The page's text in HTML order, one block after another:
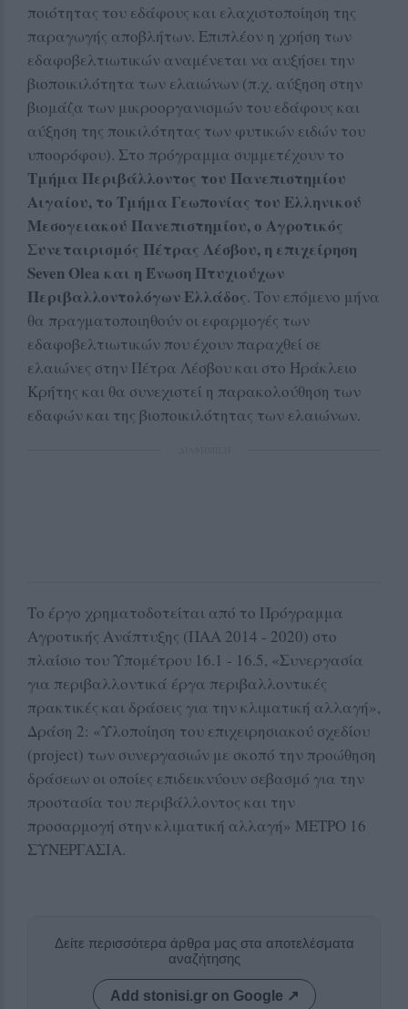
ποιότητας του εδάφους και ελαχιστοποίηση της
παραγωγής αποβλήτων. Επιπλέον η χρήση των
εδαφοβελτιωτικών αναμένεται να αυξήσει την
βιοποικιλότητα των ελαιώνων (π.χ. αύξηση στην
βιομάζα των μικροοργανισμών του εδάφους και
αύξηση της ποικιλότητας των φυτικών ειδών του
υποορόφου). Στο πρόγραμμα συμμετέχουν το
Τμήμα Περιβάλλοντος του Πανεπιστημίου
Αιγαίου, το Τμήμα Γεωπονίας του Ελληνικού
Μεσογειακού Πανεπιστημίου, ο Αγροτικός
Συνεταιρισμός Πέτρας Λέσβου, η επιχείρηση
Seven Olea και η Ένωση Πτυχιούχων
Περιβαλλοντολόγων Ελλάδος. Τον επόμενο μήνα
θα πραγματοποιηθούν οι εφαρμογές των
εδαφοβελτιωτικών που έχουν παραχθεί σε
ελαιώνες στην Πέτρα Λέσβου και στο Ηράκλειο
Κρήτης και θα συνεχιστεί η παρακολούθηση των
εδαφών και της βιοποικιλότητας των ελαιώνων.
Το έργο χρηματοδοτείται από το Πρόγραμμα
Αγροτικής Ανάπτυξης (ΠΑΑ 2014 - 2020) στο
πλαίσιο του Υπομέτρου 16.1 - 16.5, «Συνεργασία
για περιβαλλοντικά έργα περιβαλλοντικές
πρακτικές και δράσεις για την κλιματική αλλαγή»,
Δράση 2: «Υλοποίηση του επιχειρησιακού σχεδίου
(project) των συνεργασιών με σκοπό την προώθηση
δράσεων οι οποίες επιδεικνύουν σεβασμό για την
προστασία του περιβάλλοντος και την
προσαρμογή στην κλιματική αλλαγή» ΜΕΤΡΟ 16
ΣΥΝΕΡΓΑΣΙΑ.
Δείτε περισσότερα άρθρα μας στα αποτελέσματα
αναζήτησης
Add stonisi.gr on Google ↗